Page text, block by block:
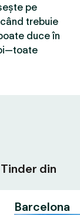
pe
trebuie
duce în
din
Barcelona